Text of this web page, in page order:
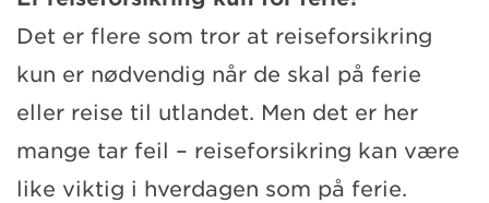
Det er flere som tror at reiseforsikring
kun er nødvendig når de skal på ferie
eller reise til utlandet. Men det er her
mange tar feil – reiseforsikring kan være
like viktig i hverdagen som på ferie.